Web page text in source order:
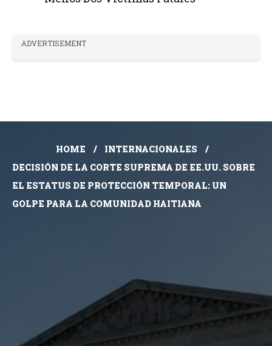
ADVERTISEMENT
HOME
INTERNACIONALES
DECISIÓN DE LA CORTE SUPREMA DE EE.UU. SOBRE
EL ESTATUS DE PROTECCIÓN TEMPORAL: UN
GOLPE PARA LA COMUNIDAD HAITIANA